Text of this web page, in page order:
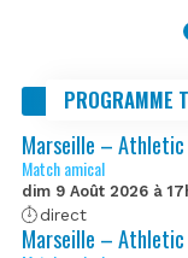
PROGRAMME
Marseille – Athletic
Match amical
dim 9 Août 2026 à
direct
Marseille – Athletic